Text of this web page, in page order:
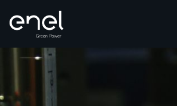
Skip to content